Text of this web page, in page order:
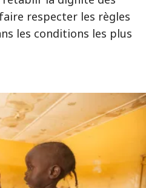
respecter les règles
les conditions les plus